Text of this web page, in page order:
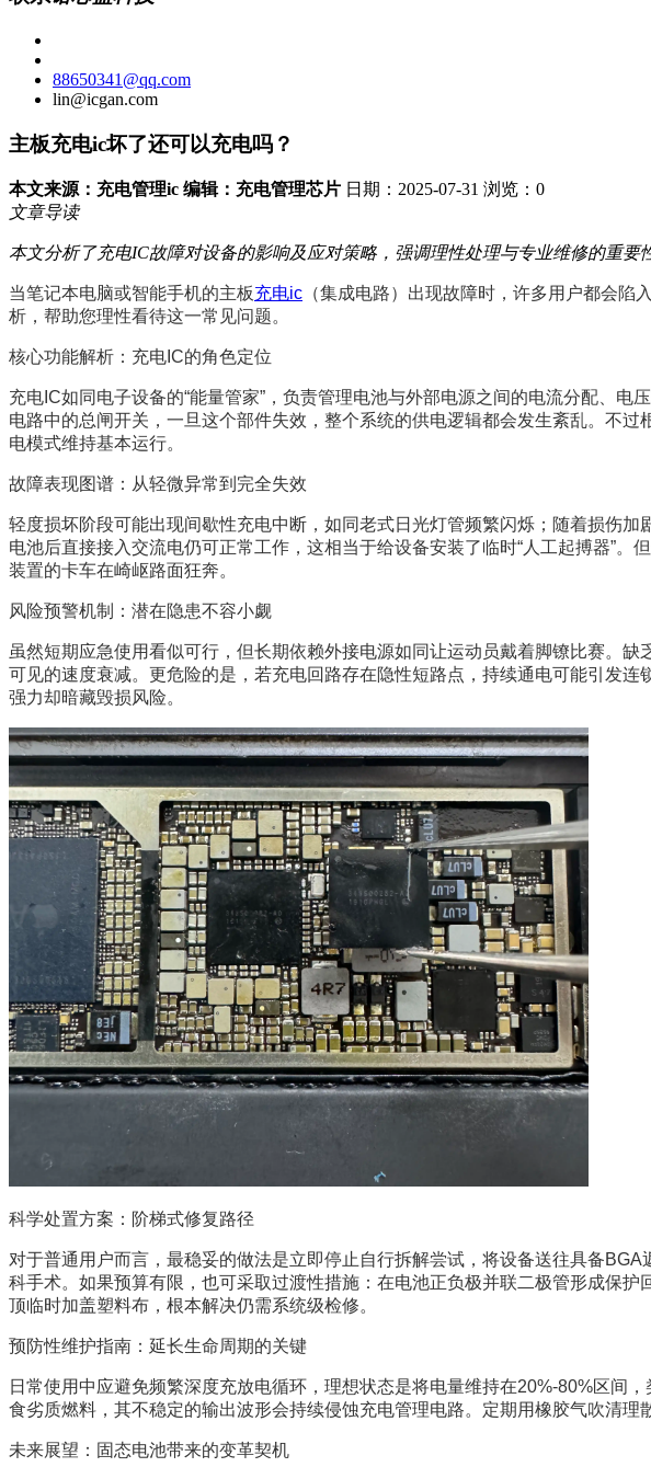
88650341@qq.com
lin@icgan.com
主板充电ic坏了还可以充电吗？
本文来源：充电管理ic 编辑：充电管理芯片 日期：2025-07-31 浏览： 0
文章导读
本文分析了充电IC故障对设备的影响及应对策略，强调理性处理与专业维修的重要
当笔记本电脑或智能手机的主板充电ic （集成电路）出现故障时，许多用户都会
析，帮助您理性看待这一常见问题。
核心功能解析：充电IC的角色定位
充电IC如同电子设备的“能量管家”，负责管理电池与外部电源之间的电流分配、
电路中的总闸开关，一旦这个部件失效，整个系统的供电逻辑都会发生紊乱。不
电模式维持基本运行。
故障表现图谱：从轻微异常到完全失效
轻度损坏阶段可能出现间歇性充电中断，如同老式日光灯管频繁闪烁；随着损伤
电池后直接接入交流电仍可正常工作，这相当于给设备安装了临时“人工起搏器”
装置的卡车在崎岖路面狂奔。
风险预警机制：潜在隐患不容小觑
虽然短期应急使用看似可行，但长期依赖外接电源如同让运动员戴着脚镣比赛。
可见的速度衰减。更危险的是，若充电回路存在隐性短路点，持续通电可能引发
强力却暗藏毁损风险。
科学处置方案：阶梯式修复路径
对于普通用户而言，最稳妥的做法是立即停止自行拆解尝试，将设备送往具备
科手术。如果预算有限，也可采取过渡性措施：在电池正负极并联二极管形成保
顶临时加盖塑料布，根本解决仍需系统级检修。
预防性维护指南：延长生命周期的关键
日常使用中应避免频繁深度充放电循环，理想状态是将电量维持在20%-80%区间
食劣质燃料，其不稳定的输出波形会持续侵蚀充电管理电路。定期用橡胶气吹清
未来展望：固态电池带来的变革契机